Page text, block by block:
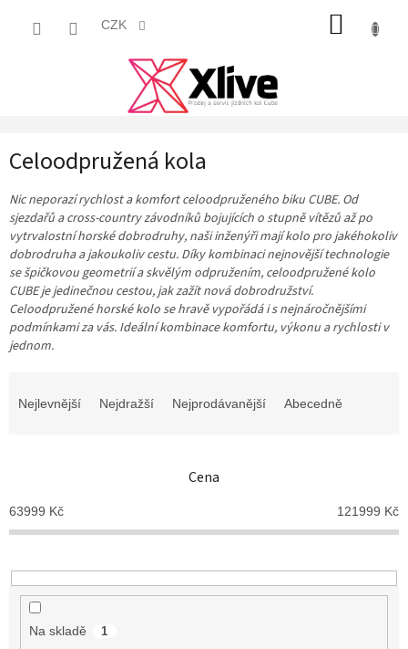
CZK
Celoodpružená kola
Nic neporazí rychlost a komfort celoodpruženého biku CUBE. Od
sjezdařů a cross-country závodníků bojujících o stupně vítězů až po
vytrvalostní horské dobrodruhy, naši inženýři mají kolo pro jakéhokoliv
dobrodruha a jakoukoliv cestu. Díky kombinaci nejnovější technologie
se špičkovou geometrií a skvělým odpružením, celoodpružené kolo
CUBE je jedinečnou cestou, jak zažít nová dobrodružství.
Celoodpružené horské kolo se hravě vypořádá i s nejnáročnějšími
podmínkami za vás. Ideální kombinace komfortu, výkonu a rychlosti v
jednom.
p
r
o
u
Nejlevnější Nejdražší Nejprodávanější Abecedně
Cena
63999 Kč 121999 Kč
Na skladě 1